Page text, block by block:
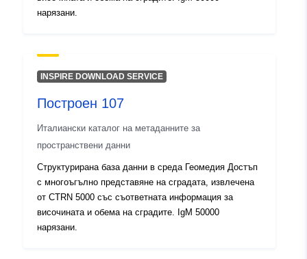
нарязани.
INSPIRE DOWNLOAD SERVICE
Построен 107
Италиански каталог на метаданните за
пространствени данни
Структурирана база данни в среда Геомедия Достъп
с многоъгълно представяне на сградата, извлечена
от CTRN 5000 със съответната информация за
височината и обема на сградите. IgM 50000
нарязани.